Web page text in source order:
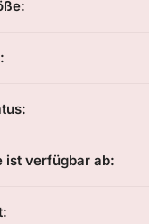
ist verfügbar ab: